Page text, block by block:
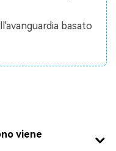
basato
viene